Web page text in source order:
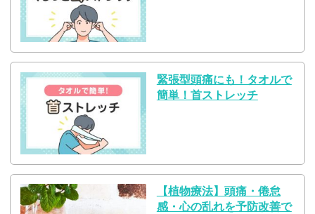
緊張型頭痛にも！タオルで
簡単！首ストレッチ
【植物療法】頭痛・倦怠
感・心の乱れを予防改善で